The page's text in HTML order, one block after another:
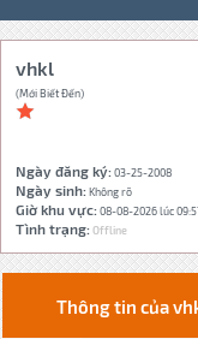
vhkl
(Mới Biết Đến)
Ngày đăng ký:03-25-2008
Ngày sinh: Không rõ
Giờ khu vực:08-08-2026 lúc
Tình trạng:Offline
Thông tin của